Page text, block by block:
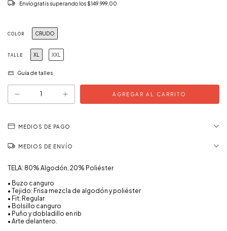
Envío gratis superando los $149.999,00
COLOR CRUDO
TALLE XL XXL
Guía de talles
MEDIOS DE PAGO
MEDIOS DE ENVÍO
TELA: 80% Algodón, 20% Poliéster
• Buzo canguro
• Tejido: Frisa mezcla de algodón y poliéster
• Fit: Regular
• Bolsillo canguro
• Puño y dobladillo en rib
• Arte delantero.